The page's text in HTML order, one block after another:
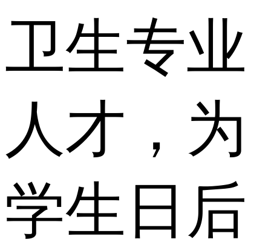
卫生专业
人才，为
学生日后